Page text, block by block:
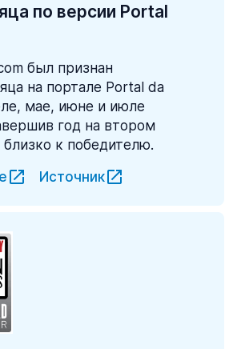
по версии Portal
был признан
на портале Portal da
мае, июне и июле
год на втором
к победителю.
Источник